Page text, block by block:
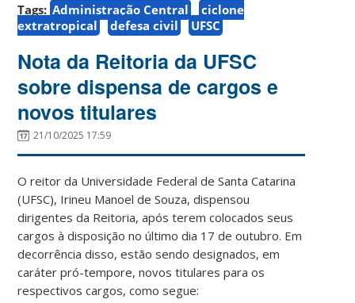
Tags: Administração Central
ciclone
extratropical
defesa civil UFSC
Nota da Reitoria da UFSC
sobre dispensa de cargos e
novos titulares
21/10/2025 17:59
O reitor da Universidade Federal de Santa Catarina
(UFSC), Irineu Manoel de Souza, dispensou
dirigentes da Reitoria, após terem colocados seus
cargos à disposição no último dia 17 de outubro. Em
decorrência disso, estão sendo designados, em
caráter pró-tempore, novos titulares para os
respectivos cargos, como segue: